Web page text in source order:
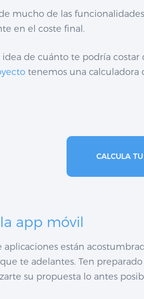
mucho de las
en el coste final.
de cuánto te podría
tenemos una
CALCULA
app móvil
aplicaciones están
te adelantes. Ten preparado
su propuesta lo antes